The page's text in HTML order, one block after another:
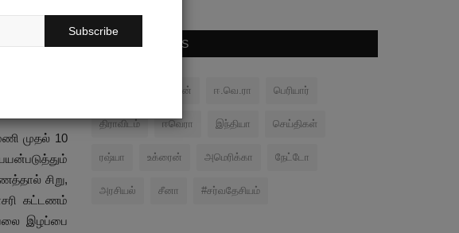
Subscribe
என
உற்பத்தி
கொடுத்து
முதல் 10
சிறு,
கட்டணம்
இழப்பை
POPULAR TAGS
சமரன் ஈ.வெ.ரா பெரியார்
திராவிடம் ஈவெரா இந்தியா செய்திகள்
ரஷ்யா உக்ரைன் அமெரிக்கா நேட்டோ
அரசியல் சீனா #சர்வதேசியம்